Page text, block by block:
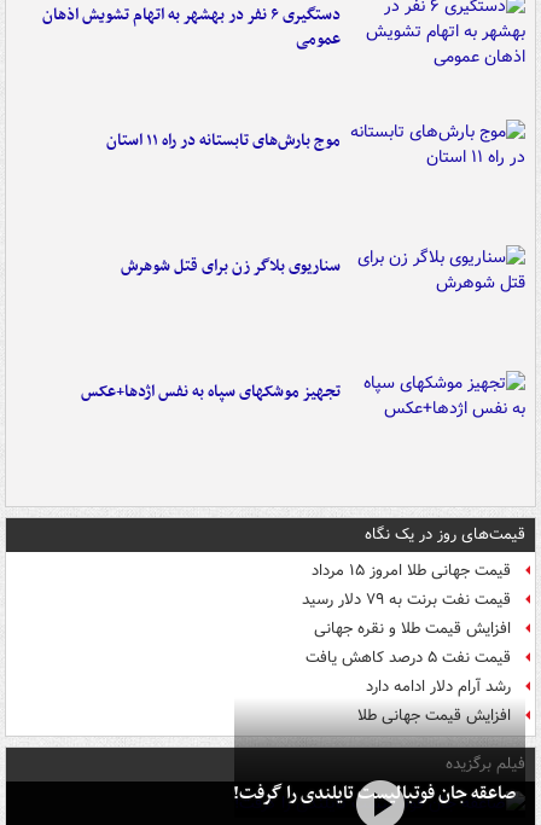
دستگیری ۶ نفر در بهشهر به اتهام تشویش اذهان
عمومی
موج بارش‌های تابستانه در راه ۱۱ استان
سناریوی بلاگر زن برای قتل شوهرش
تجهیز موشکهای سپاه به نفس اژدها+عکس
قیمت‌های روز در یک نگاه
قیمت جهانی طلا امروز ۱۵ مرداد
قیمت نفت برنت به ۷۹ دلار رسید
افزایش قیمت طلا و نقره جهانی
قیمت نفت ۵ درصد کاهش یافت
رشد آرام دلار ادامه دارد
افزایش قیمت جهانی طلا
فیلم برگزیده
صاعقه جان فوتبالیست تایلندی را گرفت!